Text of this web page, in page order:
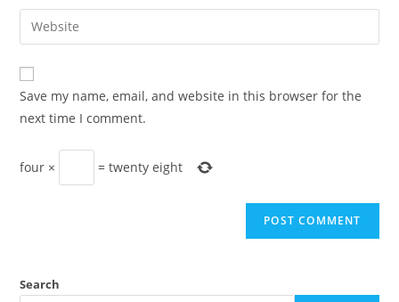
comment
email
address
comment
Enter
your
website
URL
(optional)
Save my name, email, and website in this browser for the
next time I comment.
four × =twenty eight
Search